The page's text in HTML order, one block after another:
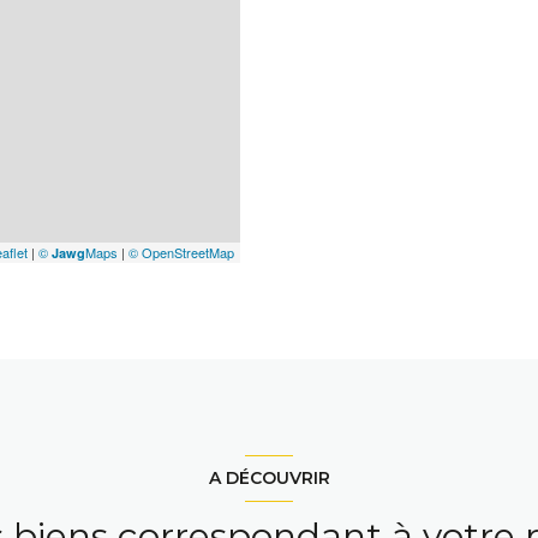
| © JawgMaps | © OpenStreetMap
A DÉCOUVRIR